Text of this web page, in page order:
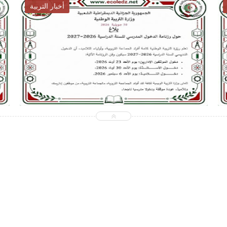
أخبار التوظيف
2026-07-28
ecoledz.net